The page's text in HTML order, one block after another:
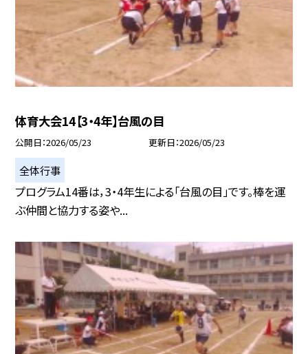
体育大会14【3・4年】台風の目
公開日 2026/05/23 更新日 2026/05/23
全体行事
プログラム14番は，3・4年生による「台風の目」です。棒を運
ぶ仲間と協力する姿や...